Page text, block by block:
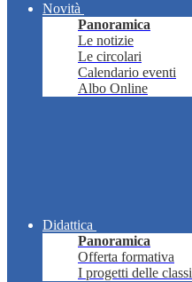
Novità
Panoramica
Le notizie
Le circolari
Calendario eventi
Albo Online
Didattica
Panoramica
Offerta formativa
I progetti delle classi